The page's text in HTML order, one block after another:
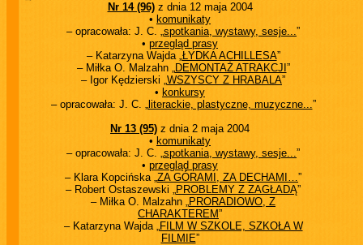
Nr 14 (96)z dnia 12 maja 2004
• komunikaty
– opracowała: J. C. „spotkania, wystawy, sesje...”
• przegląd prasy
– Katarzyna Wajda „ŁYDKA ACHILLESA”
– Miłka O. Malzahn „DEMONTAŻ ATRAKCJI ”
– Igor Kędzierski „WSZYSCY Z HRABALA”
• konkursy
– opracowała: J. C. „literackie, plastyczne, muzyczne...”
Nr 13 (95) z dnia 2 maja 2004
• komunikaty
– opracowała: J. C. „spotkania, wystawy, sesje...”
• przegląd prasy
– Klara Kopcińska „ZA GÓRAMI, ZA DECHAMI…”
– Robert Ostaszewski „PROBLEMY Z ZAGŁADĄ”
– Miłka O. Malzahn „PRORADIOWO, Z
CHARAKTEREM”
– Katarzyna Wajda „FILM W SZKOLE, SZKOŁA W
FILMIE”